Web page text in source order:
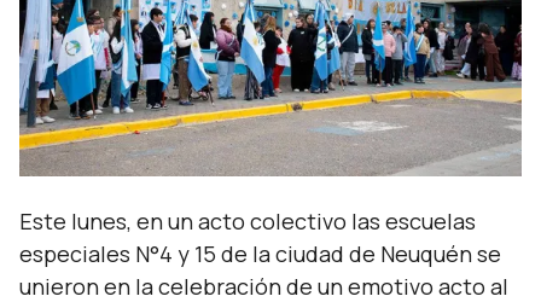
Este lunes, en un acto colectivo las escuelas
especiales N°4 y 15 de la ciudad de Neuquén se
unieron en la celebración de un emotivo acto al